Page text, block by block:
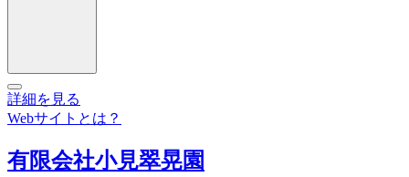
詳細を見る
Webサイトとは？
有限会社小見翠晃園